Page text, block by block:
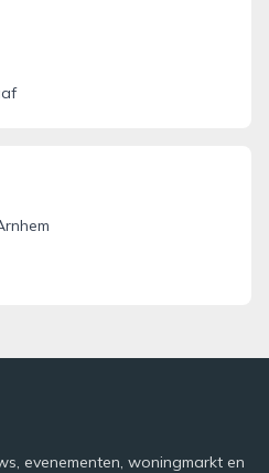
evenementen, woningmarkt en